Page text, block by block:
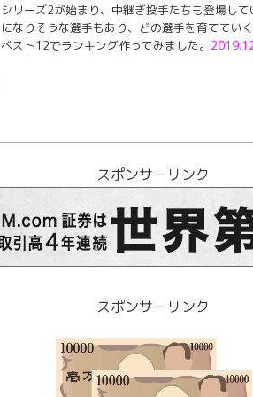
シリーズ2が始まり、中継ぎ投手たちも登場し
になりそうな選手もあり、どの選手を育ててい
ベスト12でランキング作ってみました。
スポンサーリンク
スポンサーリンク